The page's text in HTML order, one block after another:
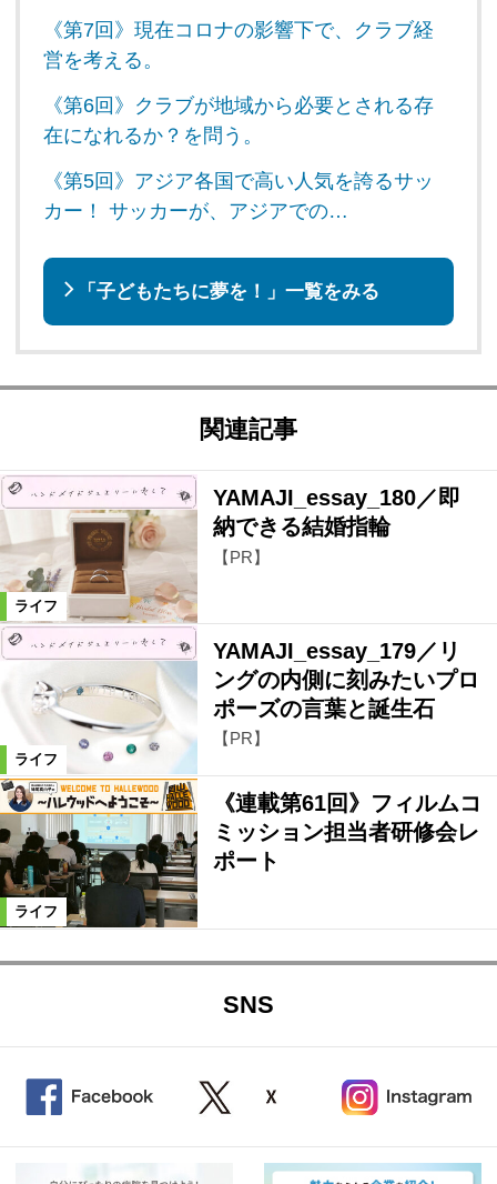
《第7回》現在コロナの影響下で、クラブ経
営を考える。
《第6回》クラブが地域から必要とされる存
在になれるか？を問う。
《第5回》アジア各国で高い人気を誇るサッ
カー！ サッカーが、アジアでの…
「子どもたちに夢を！」一覧をみる
関連記事
ライフ
YAMAJI_essay_180／即
納できる結婚指輪
【PR】
ライフ
YAMAJI_essay_179／リ
ングの内側に刻みたいプロ
ポーズの言葉と誕生石
【PR】
ライフ
《連載第61回》フィルムコ
ミッション担当者研修会レ
ポート
SNS